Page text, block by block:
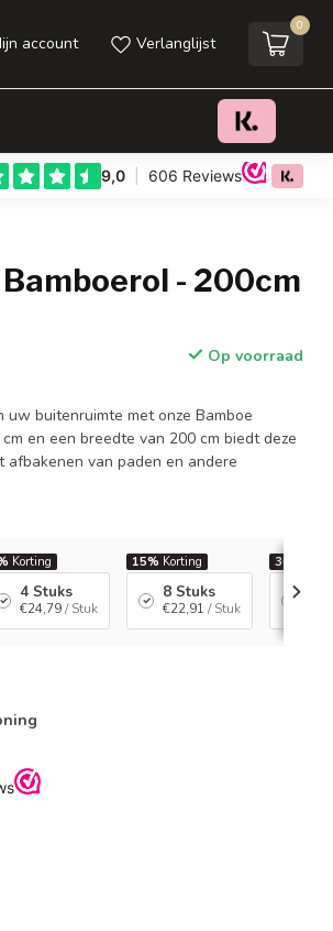
account Verlanglijst
0
Toevoegen aan winkelwagen
- 200cm
Op voorraad
buitenruimte met onze Bamboe
en een breedte van 200 cm biedt deze
van paden en andere
Korting
4 Stuks
€24,79/ Stuk
15% Korting
8 Stuks
€22,91 / Stuk
30%